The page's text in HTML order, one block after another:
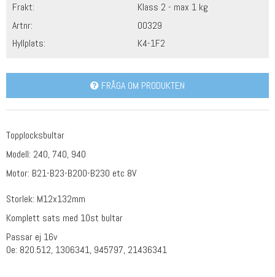
Frakt:
Klass 2 - max 1 kg
Artnr:
00329
Hyllplats:
K4-1F2
FRÅGA OM PRODUKTEN
Topplocksbultar
Modell: 240, 740, 940
Motor: B21-B23-B200-B230 etc 8V
Storlek: M12x132mm
Komplett sats med 10st bultar
Passar ej 16v
Oe: 820.512, 1306341, 945797, 21436341